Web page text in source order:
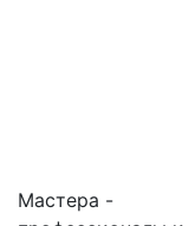
Мастера -